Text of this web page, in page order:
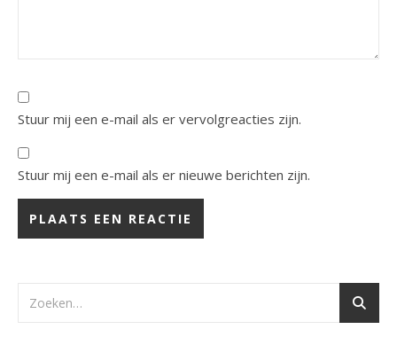
Stuur mij een e-mail als er vervolgreacties zijn.
Stuur mij een e-mail als er nieuwe berichten zijn.